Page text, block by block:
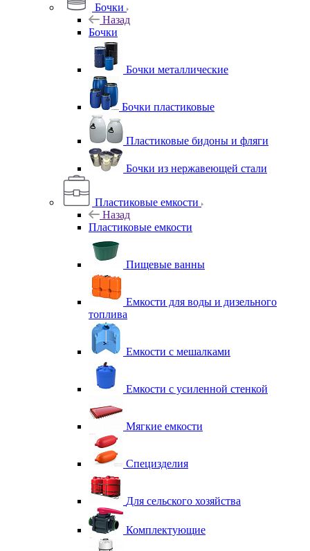
Бочки
Назад
Бочки
Бочки металлические
Бочки пластиковые
Пластиковые бидоны и фляги
Бочки из нержавеющей стали
Пластиковые емкости
Назад
Пластиковые емкости
Пищевые ванны
Емкости для воды и дизельного
топлива
Емкости с мешалками
Емкости с усиленной стенкой
Мягкие емкости
Специзделия
Для сельского хозяйства
Комплектующие